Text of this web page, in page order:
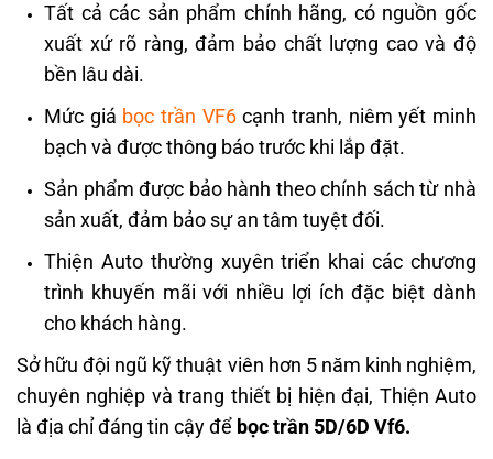
Tất cả các sản phẩm chính hãng, có nguồn gốc
xuất xứ rõ ràng, đảm bảo chất lượng cao và độ
bền lâu dài.
Mức giá bọc trần VF6cạnh tranh, niêm yết minh
bạch và được thông báo trước khi lắp đặt.
Sản phẩm được bảo hành theo chính sách từ nhà
sản xuất, đảm bảo sự an tâm tuyệt đối.
Thiện Auto thường xuyên triển khai các chương
trình khuyến mãi với nhiều lợi ích đặc biệt dành
cho khách hàng.
Sở hữu đội ngũ kỹ thuật viên hơn 5 năm kinh nghiệm,
chuyên nghiệp và trang thiết bị hiện đại, Thiện Auto
là địa chỉ đáng tin cậy để bọc trần 5D/6D Vf6.